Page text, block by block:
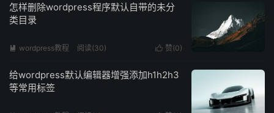
怎样删除wordpress程序默认自带的未分
类目录
 赞(0)
 wordpress教程 阅读(30)
给wordpress默认编辑器增强添加h1h2h3
等常用标签